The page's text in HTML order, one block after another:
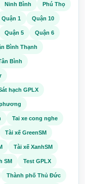
Ninh Bình Phú Thọ
Quận 1 Quận 10
Quận 5 Quận 6
Bình Thạnh
Bình
hạch GPLX
Tai xe cong nghe
Tài xế GreenSM
Tài xế XanhSM
SM Test GPLX
Thành phố Thủ Đức